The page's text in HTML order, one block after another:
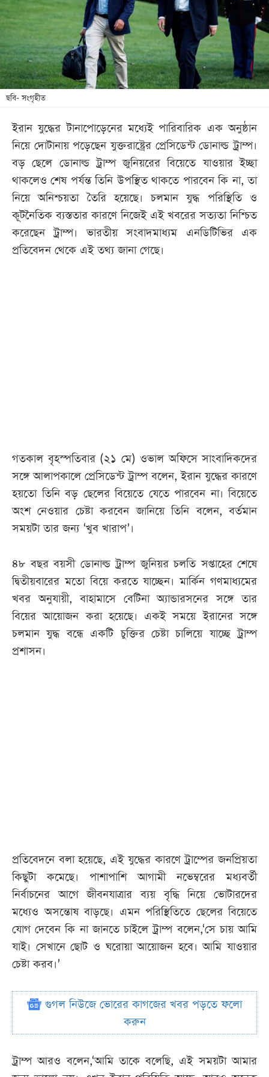
খেলা
বিনোদন
লাইফ
স্টাইল
শিক্ষা
সব
বিভাগ
ছবি
ভিডিও
ছবি- সংগৃহীত
ইরান যুদ্ধের টানাপোড়েনের মধ্যেই পারিবারিক এক অনুষ্ঠান
নিয়ে দোটানায় পড়েছেন যুক্তরাষ্ট্রের প্রেসিডেন্ট ডোনাল্ড ট্রাম্প।
বড় ছেলে ডোনাল্ড ট্রাম্প জুনিয়রের বিয়েতে যাওয়ার ইচ্ছা
থাকলেও শেষ পর্যন্ত তিনি উপস্থিত থাকতে পারবেন কি না, তা
নিয়ে অনিশ্চয়তা তৈরি হয়েছে। চলমান যুদ্ধ পরিস্থিতি ও
কূটনৈতিক ব্যস্ততার কারণে নিজেই এই খবরের সত্যতা নিশ্চিত
করেছেন ট্রাম্প। ভারতীয় সংবাদমাধ্যম এনডিটিভির এক
প্রতিবেদন থেকে এই তথ্য জানা গেছে।
গতকাল বৃহস্পতিবার (২১ মে) ওভাল অফিসে সাংবাদিকদের
সঙ্গে আলাপকালে প্রেসিডেন্ট ট্রাম্প বলেন, ইরান যুদ্ধের কারণে
হয়তো তিনি বড় ছেলের বিয়েতে যেতে পারবেন না। বিয়েতে
অংশ নেওয়ার চেষ্টা করবেন জানিয়ে তিনি বলেন, বর্তমান
সময়টা তার জন্য ‘খুব খারাপ’।
৪৮ বছর বয়সী ডোনাল্ড ট্রাম্প জুনিয়র চলতি সপ্তাহের শেষে
দ্বিতীয়বারের মতো বিয়ে করতে যাচ্ছেন। মার্কিন গণমাধ্যমের
খবর অনুযায়ী, বাহামাসে বেটিনা অ্যান্ডারসনের সঙ্গে তার
বিয়ের আয়োজন করা হয়েছে। একই সময়ে ইরানের সঙ্গে
চলমান যুদ্ধ বন্ধে একটি চুক্তির চেষ্টা চালিয়ে যাচ্ছে ট্রাম্প
প্রশাসন।
প্রতিবেদনে বলা হয়েছে, এই যুদ্ধের কারণে ট্রাম্পের জনপ্রিয়তা
কিছুটা কমেছে। পাশাপাশি আগামী নভেম্বরের মধ্যবর্তী
নির্বাচনের আগে জীবনযাত্রার ব্যয় বৃদ্ধি নিয়ে ভোটারদের
মধ্যেও অসন্তোষ বাড়ছে। এমন পরিস্থিতিতে ছেলের বিয়েতে
যোগ দেবেন কি না জানতে চাইলে ট্রাম্প বলেন,‘সে চায় আমি
যাই। সেখানে ছোট ও ঘরোয়া আয়োজন হবে। আমি যাওয়ার
চেষ্টা করব।’
গুগল নিউজে ভোরের কাগজের খবর পড়তে ফলো
করুন
ট্রাম্প আরও বলেন,‘আমি তাকে বলেছি, এই সময়টা আমার